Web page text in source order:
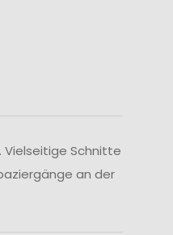
Vielseitige Schnitte
an der